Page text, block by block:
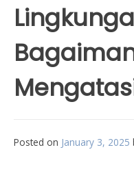
Posted on January 3, 2025